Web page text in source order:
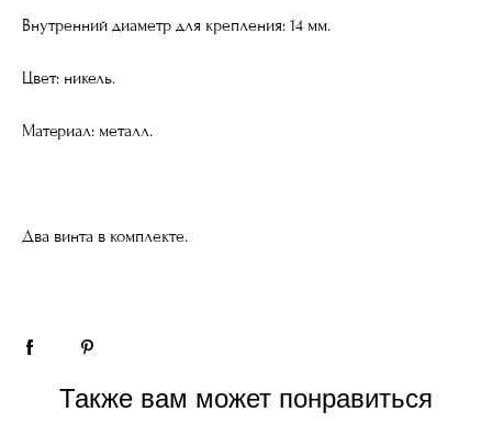
Внутренний диаметр для крепления: 14 мм.
Цвет: никель.
Материал: металл.
Два винта в комплекте.
Также вам может понравиться